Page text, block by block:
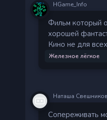
HGame_Info
Фильм который
хорошей
Кино не для
Железное лёгкое
Наташа
Сопереживать